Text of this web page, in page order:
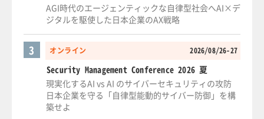
AGI時代のエージェンティックな自律型社会へAI×デ
ジタルを駆使した日本企業のAX戦略
オンライン 2026/08/26-27
3
Security Management Conference 2026 夏
現実化するAI vs AI のサイバーセキュリティの攻防
日本企業を守る「自律型能動的サイバー防御」を構
築せよ